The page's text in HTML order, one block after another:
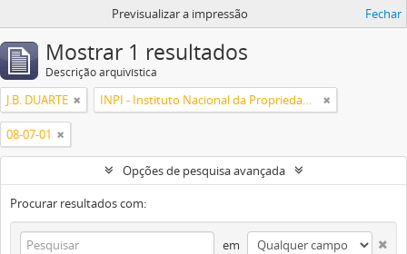
Previsualizar a impressão Fechar
Mostrar 1 resultados
Descrição arquivística
J.B. DUARTE INPI - Instituto Nacional da Propriedade Industrial
08-07-01
Opções de pesquisa avançada
Procurar resultados com:
em